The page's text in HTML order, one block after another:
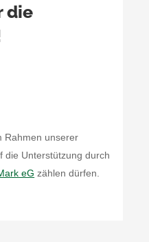
die
Rahmen unserer
die Unterstützung durch
eG zählen dürfen.